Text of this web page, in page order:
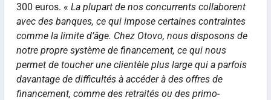
300 euros. « La plupart de nos concurrents collaborent
avec des banques, ce qui impose certaines contraintes
comme la limite d’âge. Chez Otovo, nous disposons de
notre propre système de financement, ce qui nous
permet de toucher une clientèle plus large qui a parfois
davantage de difficultés à accéder à des offres de
financement, comme des retraités ou des primo-